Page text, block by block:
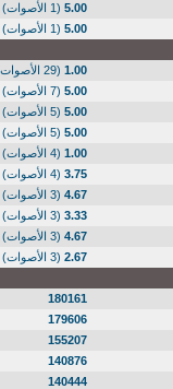
5.00 (1 الأصوات)
5.00 (1 الأصوات)
1.00 (29 الأصوات)
5.00 (7 الأصوات)
5.00 (5 الأصوات)
5.00 (5 الأصوات)
1.00 (4 الأصوات)
3.75 (4 الأصوات)
4.67 (3 الأصوات)
3.33 (3 الأصوات)
4.67 (3 الأصوات)
2.67 (3 الأصوات)
180161
179606
155207
140876
140444